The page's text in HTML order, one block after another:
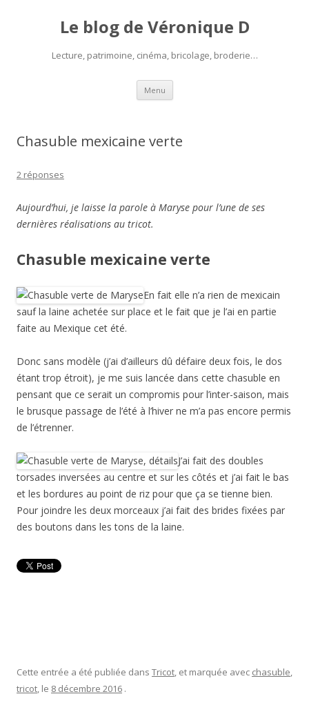
Le blog de Véronique D
Lecture, patrimoine, cinéma, bricolage, broderie…
Menu Aller
contenu
Chasuble mexicaine verte
2 réponses
Aujourd’hui, je laisse la parole à Maryse pour l’une de ses
dernières réalisations au tricot.
Chasuble mexicaine verte
En fait elle n’a rien de mexicain
sauf la laine achetée sur place et le fait que je l’ai en partie
faite au Mexique cet été.
Donc sans modèle (j’ai d’ailleurs dû défaire deux fois, le dos
étant trop étroit), je me suis lancée dans cette chasuble en
pensant que ce serait un compromis pour l’inter-saison, mais
le brusque passage de l’été à l’hiver ne m’a pas encore permis
de l’étrenner.
J’ai fait des doubles
torsades inversées au centre et sur les côtés et j’ai fait le bas
et les bordures au point de riz pour que ça se tienne bien.
Pour joindre les deux morceaux j’ai fait des brides fixées par
des boutons dans les tons de la laine.
Cette entrée a été publiée dans Tricot, et marquée avec chasuble,
tricot, le 8 décembre 2016 .